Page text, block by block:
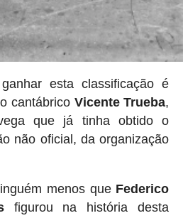
esta classificação é
cantábrico Vicente Trueba,
que já tinha obtido o
não oficial, da organização
menos que Federico
figurou na história desta